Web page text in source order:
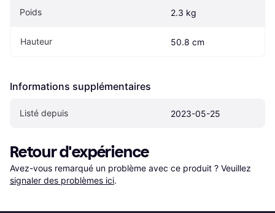
Poids 2.3 kg
Hauteur 50.8 cm
Informations supplémentaires
Listé depuis 2023-05-25
Retour d'expérience
Avez-vous remarqué un problème avec ce produit ? Veuillez
signaler des problèmes ici.